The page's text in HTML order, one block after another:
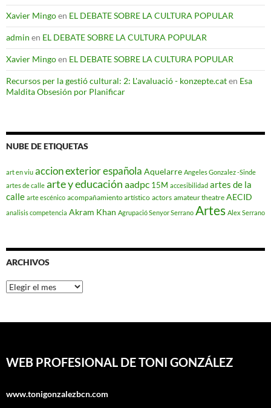
Xavier Mingoen EL DEBATE SOBRE LA CULTURA POPULAR
admin en EL DEBATE SOBRE LA CULTURA POPULAR
Xavier Mingoen EL DEBATE SOBRE LA CULTURA POPULAR
Recursos per la gestió cultural: 2: L'avaluació - konzepte.caten Esa
Maldita Obsesión por Planificar
NUBE DE ETIQUETAS
art en viu accion exterior española Aquelarre Angeles Gonzalez -Sinde
artes de calle arte y educación aadpc 15M accesibilidad artes de la
calle arte escénico acompañamiento artístico actors amateur theatre AECID
analisis competencia Akram Khan Agrupació Senyor Serrano Artes Alex Serrano
ARCHIVOS
Archivos
WEB PROFESIONAL DE TONI GONZÁLEZ
www.tonigonzalezbcn.com